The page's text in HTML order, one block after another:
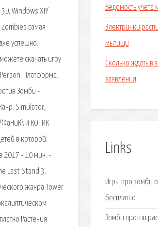
Windows XP/
самая
успешно.
скачать игру
Платформа:
Зомби -
Simulator,
ФаНиК\ И КОТИК
в которой.
2017 - 10 мин. -
Last Stand 3:
жанра Tower
Растения
Ведомость учета
Электрички
мытищи
Сколько ждать в
заявления
Links
Игры про зомби
бесплатно.
Зомби против